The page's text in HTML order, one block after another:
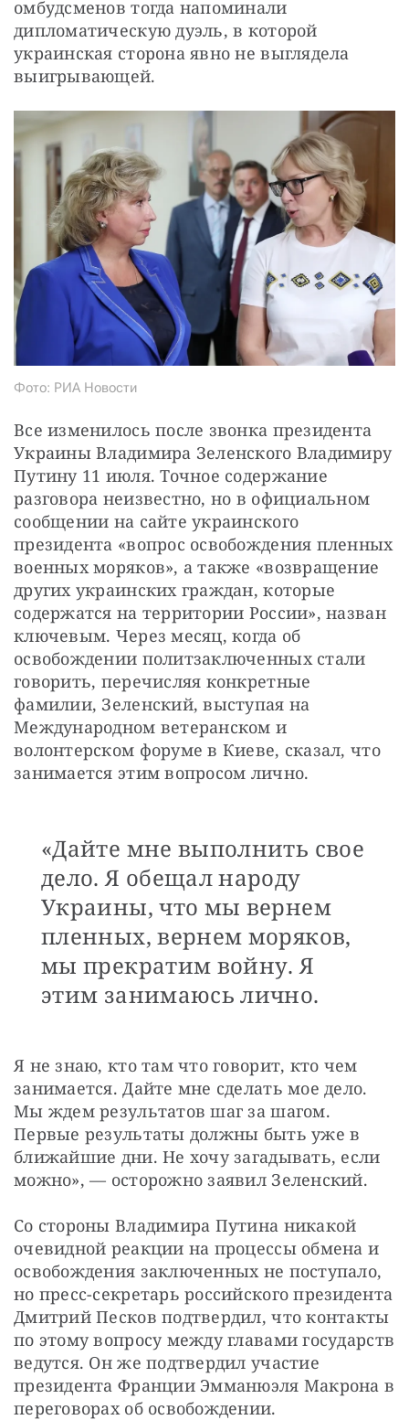
омбудсменов тогда напоминали
дипломатическую дуэль, в которой
украинская сторона явно не выглядела
выигрывающей.
Фото: РИА Новости
Все изменилось после звонка президента
Украины Владимира Зеленского Владимиру
Путину 11 июля. Точное содержание
разговора неизвестно, но в официальном
сообщении на сайте украинского
президента «вопрос освобождения пленных
военных моряков», а также «возвращение
других украинских граждан, которые
содержатся на территории России», назван
ключевым. Через месяц, когда об
освобождении политзаключенных стали
говорить, перечисляя конкретные
фамилии, Зеленский, выступая на
Международном ветеранском и
волонтерском форуме в Киеве, сказал, что
занимается этим вопросом лично.
«Дайте мне выполнить свое
дело. Я обещал народу
Украины, что мы вернем
пленных, вернем моряков,
мы прекратим войну. Я
этим занимаюсь лично.
Я не знаю, кто там что говорит, кто чем
занимается. Дайте мне сделать мое дело.
Мы ждем результатов шаг за шагом.
Первые результаты должны быть уже в
ближайшие дни. Не хочу загадывать, если
можно», — осторожно заявил Зеленский.
Со стороны Владимира Путина никакой
очевидной реакции на процессы обмена и
освобождения заключенных не поступало,
но пресс-секретарь российского президента
Дмитрий Песков подтвердил, что контакты
по этому вопросу между главами государств
ведутся. Он же подтвердил участие
президента Франции Эмманюэля Макрона в
переговорах об освобождении.